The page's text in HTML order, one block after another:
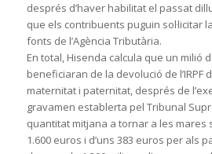
després d’haver habilitat el passat
que els contribuents puguin sol·licitar
fonts de l’Agència Tributària.
En total, Hisenda calcula que un milió
beneficiaran de la devolució de l’IRPF
maternitat i paternitat, després de
gravamen establerta pel Tribunal
quantitat mitjana a tornar a les mares
1.600 euros i d’uns 383 euros per als